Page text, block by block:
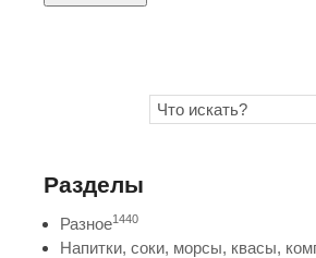
Разделы
Разное1440
Напитки, соки, морсы, квасы,